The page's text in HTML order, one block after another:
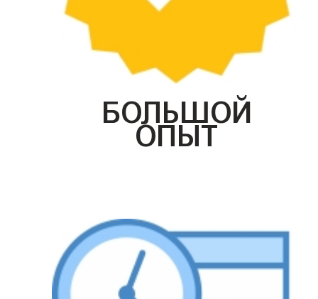
БОЛЬШОЙ
ОПЫТ